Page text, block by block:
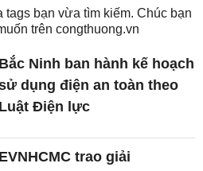
tags bạn vừa tìm kiếm. Chúc bạn
trên congthuong.vn
Bắc Ninh ban hành kế hoạch
dụng điện an toàn theo
Luật Điện lực
EVNHCMC trao giải